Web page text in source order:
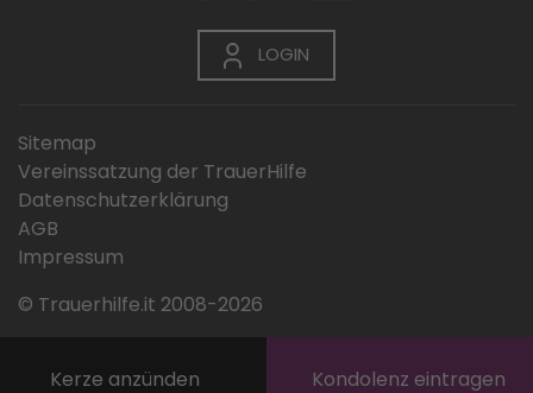
Kerze anzünden Kondolenz eintragen
LOGIN
Sitemap
Vereinssatzung der TrauerHilfe
Datenschutzerklärung
AGB
Impressum
© Trauerhilfe.it 2008-2026